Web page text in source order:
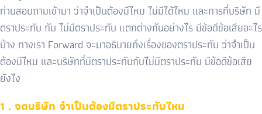
ท่านสอบถามเข้ามา ว่าจำเป็นต้องมีไหม ไม่มีได้ไหม และการที่บริษัท มี
ตราประทับ กับ ไม่มีตราประทับ แตกต่างกันอย่างไร มีข้อดีข้อเสียอะไร
บ้าง ทางเรา Forward จะมาอธิบายถึงเรื่องของตราประทับ ว่าจำเป็น
ต้องมีไหม และบริษัทที่มีตราประทับกับไม่มีตราประทับ มีข้อดีข้อเสีย
ยังไง
1 . จดบริษัท จำเป็นต้องมีตราประทับไหม